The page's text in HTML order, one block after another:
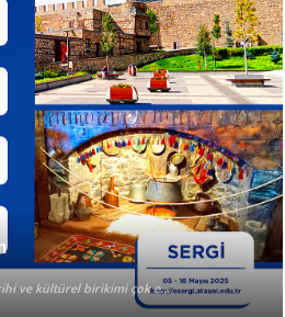
ve kültürel birikimi çok e...